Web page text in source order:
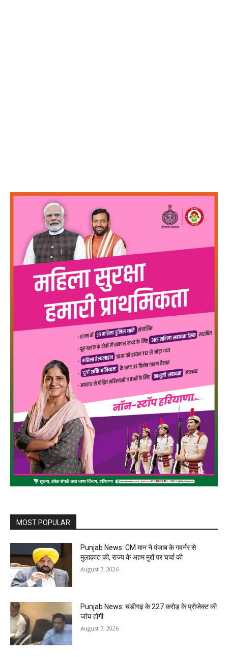
MOST POPULAR
Punjab News: CM मान ने पंजाब के गवर्नर से
मुलाक़ात की, राज्य के अहम मुद्दों पर चर्चा की
August 7, 2026
Punjab News: चंडीगढ़ के ₹227 करोड़ के प्रोजेक्ट की
जांच होगी
August 7, 2026